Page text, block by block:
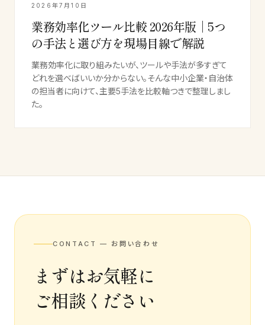
2026年7月10日
業務効率化ツール比較 2026年版｜5つ
の手法と選び方を現場目線で解説
業務効率化に取り組みたいが、ツールや手法が多すぎて
どれを選べばいいか分からない。そんな中小企業・自治体
の担当者に向けて、主要5手法を比較軸つきで整理しまし
た。
CONTACT — お問い合わせ
まずはお気軽に
ご相談ください